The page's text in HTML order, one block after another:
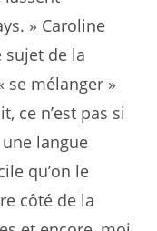
» Caroline
sujet de la
se mélanger »
ce n’est pas si
langue
qu’on le
côté de la